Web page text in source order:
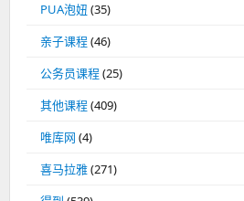
PUA泡妞 (35)
亲子课程(46)
公务员课程(25)
其他课程(409)
唯库网 (4)
喜马拉雅(271)